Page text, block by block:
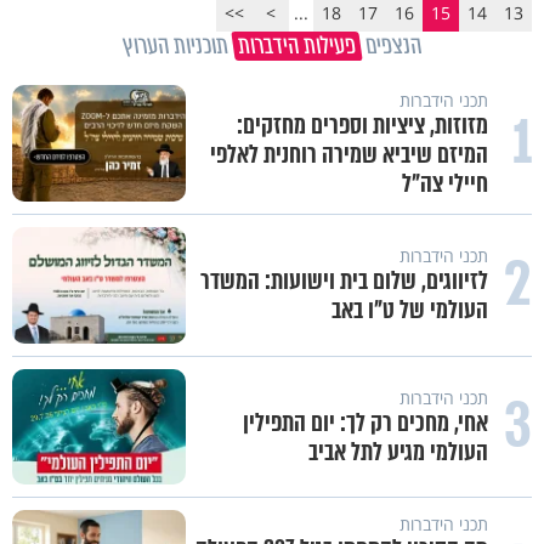
13
14
15
16
17
18
...
>
>>
הנצפים פעילות הידברות תוכניות הערוץ
1 תכני הידברות
מזוזות, ציציות וספרים מחזקים:
המיזם שיביא שמירה רוחנית לאלפי
חיילי צה"ל
2 תכני הידברות
לזיווגים, שלום בית וישועות: המשדר
העולמי של ט"ו באב
3 תכני הידברות
אחי, מחכים רק לך: יום התפילין
העולמי מגיע לתל אביב
תכני הידברות